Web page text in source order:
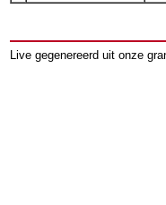
Live gegenereerd uit onze